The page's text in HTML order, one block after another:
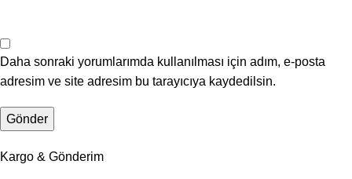
Daha sonraki yorumlarımda kullanılması için adım, e-posta
adresim ve site adresim bu tarayıcıya kaydedilsin.
Kargo & Gönderim